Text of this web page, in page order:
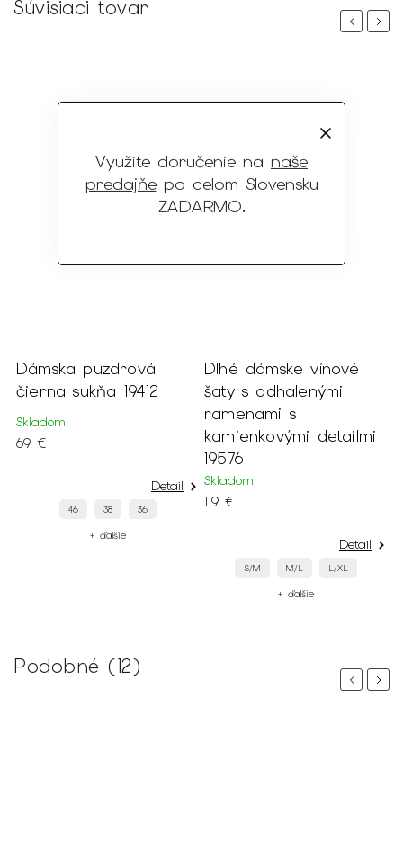
Využite doručenie na naše
predajňepo celom Slovensku
ZADARMO.
Súvisiaci tovar
Previous
Dámska puzdrová
čierna sukňa 19412
Skladom
69 €
Detail
46 38 36
+ ďalšie
Dlhé dámske vínové
šaty s odhalenými
ramenami s
kamienkovými detailmi
19576
Skladom
119 €
Detail
S/M M/L L/XL
+ ďalšie
Next
Podobné (12)
PreviousNext